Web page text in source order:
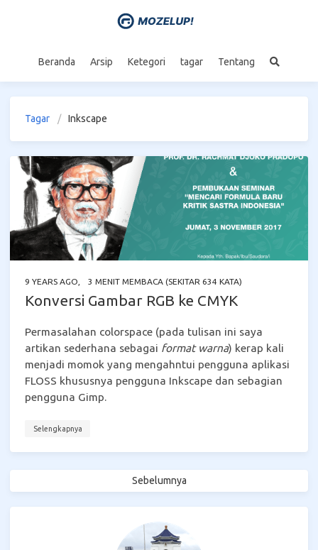
Beranda Arsip Ketegori tagar Tentang
Tagar Inkscape
9 YEARS AGO 3 MENIT MEMBACA (SEKITAR 634 KATA)
Konversi Gambar RGB ke CMYK
Permasalahan colorspace (pada tulisan ini saya
artikan sederhana sebagai format warna) kerap kali
menjadi momok yang mengahntui pengguna aplikasi
FLOSS khususnya pengguna Inkscape dan sebagian
pengguna Gimp.
Selengkapnya
Sebelumnya